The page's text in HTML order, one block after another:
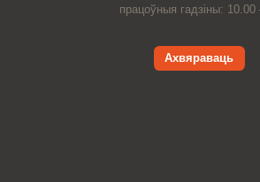
працоўныя гадзіны: 10.00
Ахвяраваць